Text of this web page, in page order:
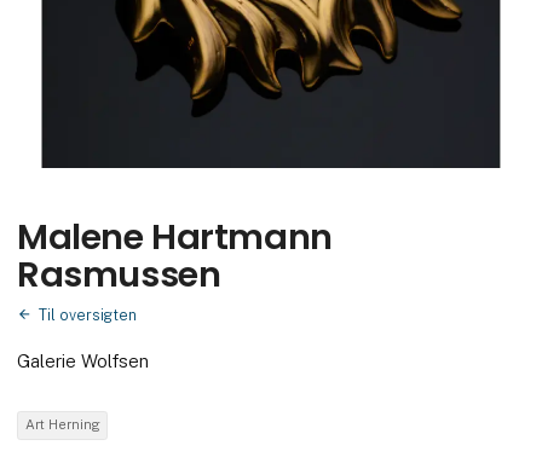
Malene Hartmann
Rasmussen
Til oversigten
Galerie Wolfsen
Art Herning